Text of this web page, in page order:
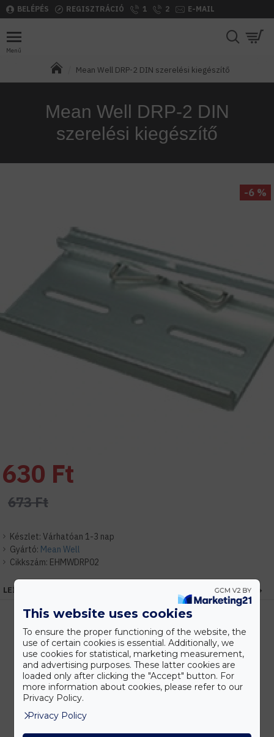
BELÉPÉS REGISZTRÁCIÓ 1 2 E-MAIL
Mean Well DRP-2 DIN szerelési kiegészítő
Mean Well DRP-2 DIN
szerelési kiegészítő
-6 %
Készlet: Várhatóan 1-3 nap
Gyártó: Mean Well
Cikkszám: EHMWDRP02
630 Ft
673 Ft
LEÍRÁS
Kedvezmények
Vásárolj nagyobb mennyiségben és megadjuk a legjobb gyártói árakat.
This website uses cookies
To ensure the proper functioning of the website, the
use of certain cookies is essential. Additionally, we
use cookies for statistical, marketing measurement,
and advertising purposes. These latter cookies are
loaded only after clicking the "Accept" button. For
more information about cookies, please refer to our
Privacy Policy.
Privacy Policy